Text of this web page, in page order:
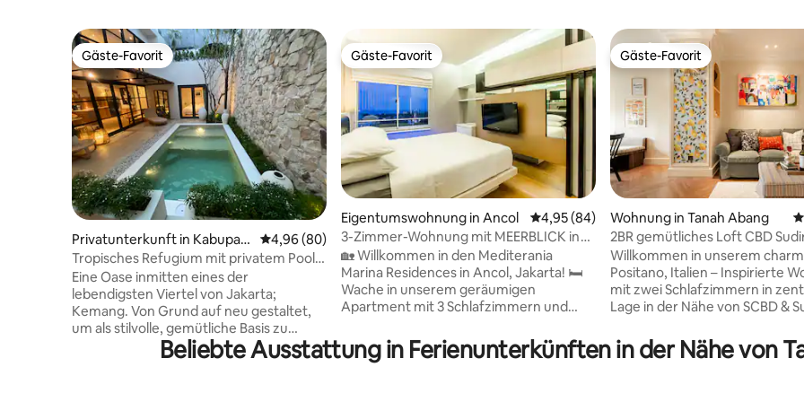
Gäste-Favorit
Gäste-Favorit
Privatunterkunft in Kabupat
en Jakarta Selatan
Durchschnittliche Bewertung: 4,96 von 5, 80 Bewertungen
4,96 (80)
Tropisches Refugium mit privatem Pool
in Expat-Gegend
Eine Oase inmitten eines der
lebendigsten Viertel von Jakarta;
Kemang. Von Grund auf neu gestaltet,
um als stilvolle, gemütliche Basis zu
dienen, um die Stadt zu erkunden. Das
minimalistische, natürliche Interieur, der
Gäste-Favorit
Gäste-Favorit
Eigentumswohnung in Ancol Durchschnittliche Bewertung: 4,95 von 5,
4,95 (84)
3-Zimmer-Wohnung mit MEERBLICK in
der Nähe von Ancol Beach
🏡 Willkommen in den Mediterania
Marina Residences in Ancol, Jakarta! 🛏
Wache in unserem geräumigen
Apartment mit 3 Schlafzimmern und
entspannendem Meerblick auf. Die
Unterkunft befindet sich neben Ancol
Gäste-Favorit
Gäste-Favorit
Wohnung in Tanah Abang
2BR gemütliches Loft CBD
|Positano Künstler Design
Willkommen in unserem
Positano, Italien – Inspirierte
mit zwei Schlafzimmern in
Lage in der Nähe von SCBD &
atemberaubenden Blick auf
eine voll ausgestattete Küche
Beliebte Ausstattung in Ferienunterkünften in der Nähe von